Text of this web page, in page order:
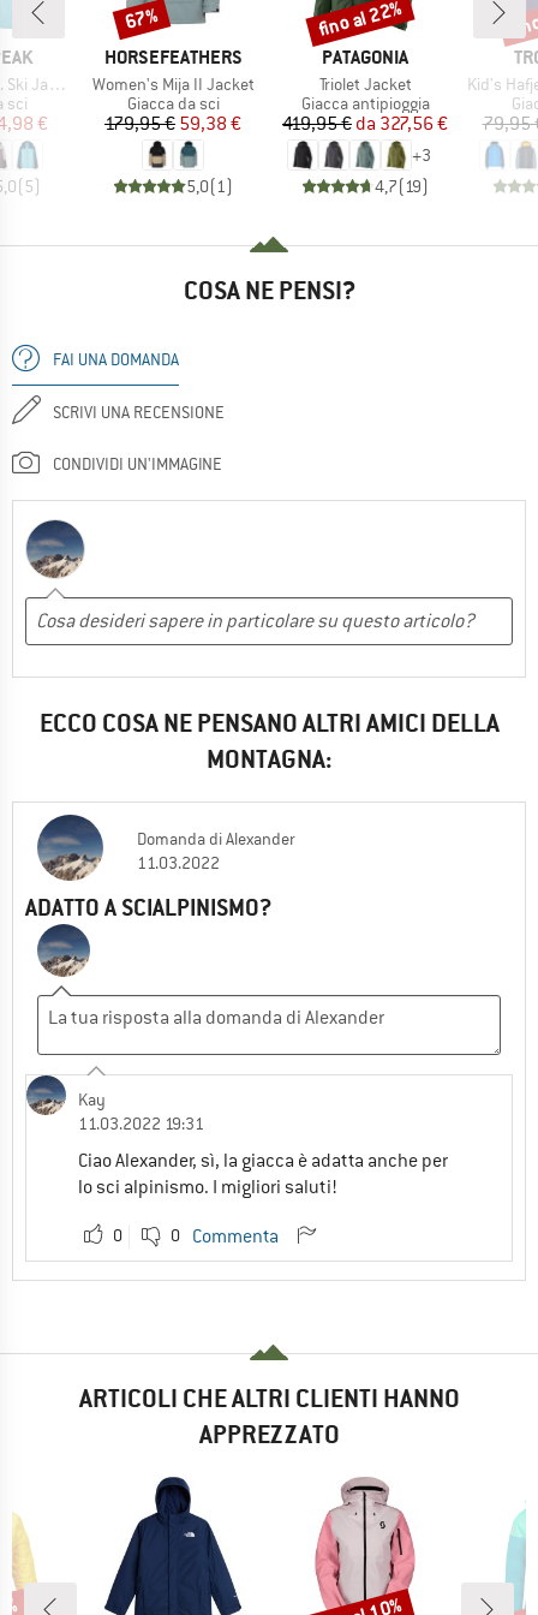
Jacket
sci
ridotto
€
(5)
MARCHIO
HORSEFEATHERS
Articolo
Women's Mija II Jacket
Gruppo di prodotti
Giacca da sci
Prezzo
179,95 €Prezzo ridotto
59,38 €
5,0(1)
Sconto
67%
MARCHIO
PATAGONIA
Articolo
Triolet Jacket
Gruppo di prodotti
Giacca antipioggia
Prezzo
419,95 € Prezzo ridotto
da 327,56 €
+3
4,7(19)
Sconto
fino al 22%
Articolo
Kid's Hafjell
79,95
COSA NE PENSI?
FAI UNA DOMANDA
SCRIVI UNA RECENSIONE
CONDIVIDI UN'IMMAGINE
ECCO COSA NE PENSANO ALTRI AMICI DELLA
MONTAGNA:
Domanda diAlexander
11.03.2022
ADATTO A SCIALPINISMO?
Kay
11.03.2022 19:31
Ciao Alexander, sì, la giacca è adatta anche per
lo sci alpinismo. I migliori saluti!
0 0 Commenta
ARTICOLI CHE ALTRI CLIENTI HANNO
APPREZZATO